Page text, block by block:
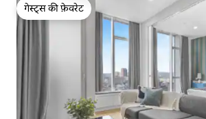
गेस्ट्स की फ़ेवरेट
गेस्ट्स की फ़ेवरेट